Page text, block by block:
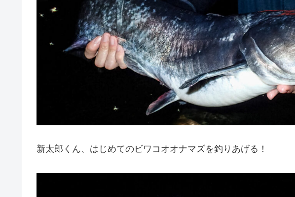
新太郎くん、はじめてのビワコオオナマズを釣りあげる！